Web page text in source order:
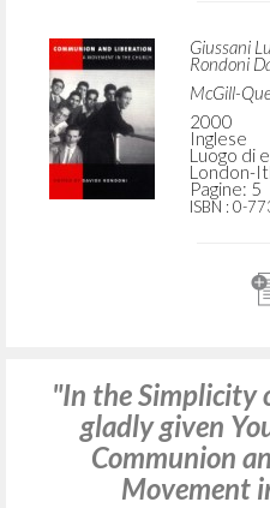
Giussani
Rondoni
McGill-
2000
Inglese
Luogo di
London-
Pagine: 5
ISBN : 0-
"In the Simplicity
gladly given
Communion
Movement